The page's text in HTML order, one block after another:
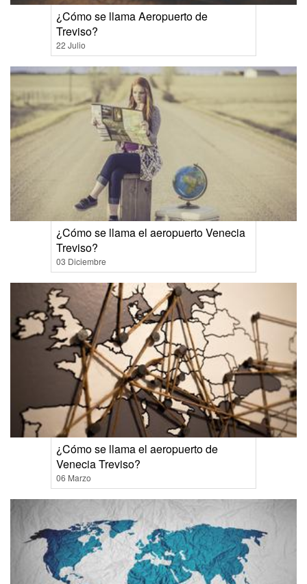
¿Cómo se llama Aeropuerto de
Treviso?
22 Julio
¿Cómo se llama el aeropuerto Venecia
Treviso?
03 Diciembre
¿Cómo se llama el aeropuerto de
Venecia Treviso?
06 Marzo